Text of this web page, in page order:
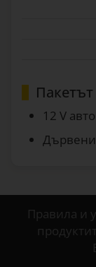
12 V
Дървени
Правила и